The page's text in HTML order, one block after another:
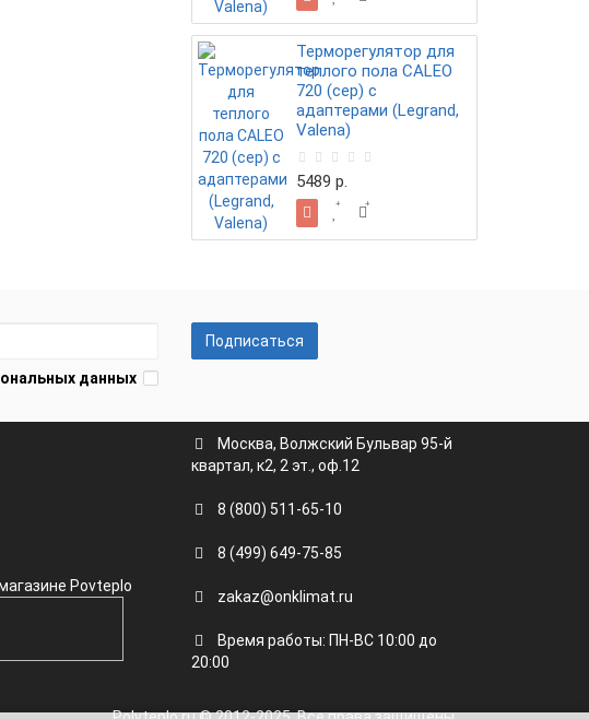
Терморегулятор для
теплого пола CALEO
720 (сер) с
адаптерами (Legrand,
Valena)
5489 р.
Подписаться
данных
Povteplo
Москва, Волжский Бульвар 95-й
квартал, к2, 2 эт., оф.12
8 (800) 511-65-10
8 (499) 649-75-85
zakaz@onklimat.ru
Время работы: ПН-ВС 10:00 до
20:00